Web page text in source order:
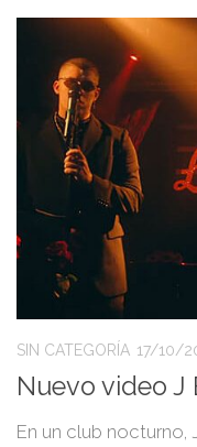
SIN CATEGORÍA 17/10/
Nuevo video J
En un club nocturno,